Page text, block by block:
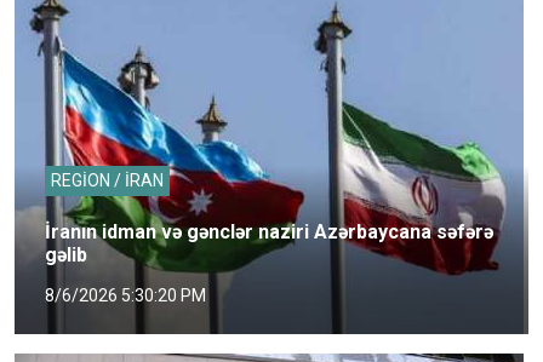
REGİON / İRAN
İranın idman və gənclər naziri Azərbaycana səfərə
gəlib
8/6/2026 5:30:20 PM